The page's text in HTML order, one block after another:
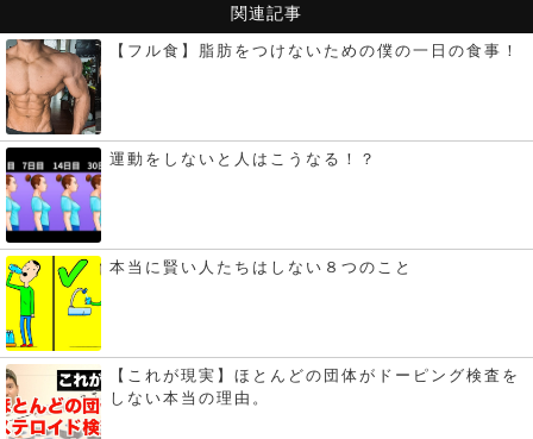
関連記事
【フル食】脂肪をつけないための僕の一日の食事！
運動をしないと人はこうなる！？
本当に賢い人たちはしない８つのこと
【これが現実】ほとんどの団体がドーピング検査を
しない本当の理由。